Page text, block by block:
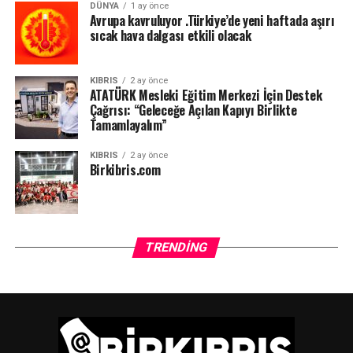
DÜNYA 1 ay önce
Avrupa kavruluyor .Türkiye’de yeni haftada aşırı
sıcak hava dalgası etkili olacak
KIBRIS 2 ay önce
ATATÜRK Mesleki Eğitim Merkezi İçin Destek
Çağrısı: “Geleceğe Açılan Kapıyı Birlikte
Tamamlayalım”
KIBRIS 2 ay önce
Birkibris.com
TRENDING